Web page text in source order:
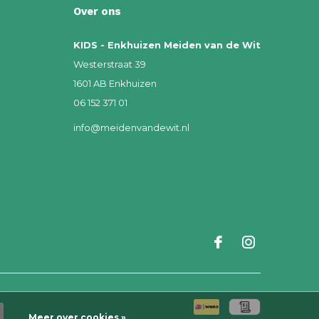
Over ons
KIDS - Enkhuizen Meiden van de Wit
Westerstraat 39
1601 AB Enkhuizen
06 152 371 01
info@meidenvandewit.nl